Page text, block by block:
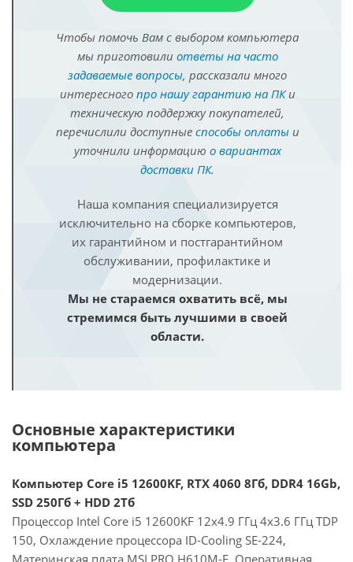
Чтобы помочь Вам с выбором компьютера
мы приготовили ответы на часто
задаваемые вопросы, рассказали много
интересного про нашу гарантию на ПКи
техническую поддержку покупателей,
перечислили доступные способы оплатыи
уточнили информацию о вариантах
доставки ПК.
Наша компания специализируется
исключительно на сборке компьютеров,
их гарантийном и постгарантийном
обслуживании, профилактике и
модернизации.
Мы не стараемся охватить всё, мы
стремимся быть лучшими в своей
области.
Основные характеристики
компьютера
Компьютер Core i5 12600KF, RTX 4060 8Гб, DDR4 16Gb,
SSD 250Гб + HDD 2Тб
Процессор Intel Core i5 12600KF 12x4.9 ГГц 4x3.6 ГГц TDP
150, Охлаждение процессора ID-Cooling SE-224,
Материнская плата MSI PRO H610M-E, Оперативная